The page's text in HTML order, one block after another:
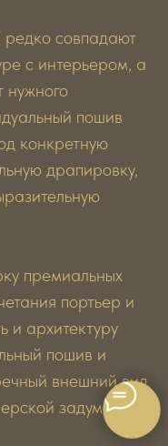
редко совпадают
с интерьером, а
нужного
пошив
конкретную
драпировку,
премиальных
портьер и
и архитектуру
пошив и
внешний вид
задумки.